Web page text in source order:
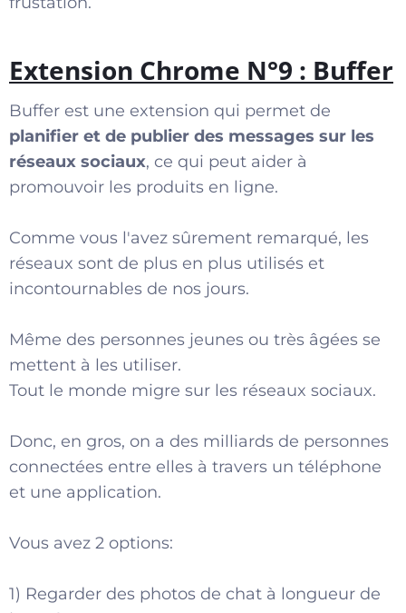
Extension Chrome N°9 : Buffer
Buffer est une extension qui permet de
planifier et de publier des messages sur les
réseaux sociaux, ce qui peut aider à
promouvoir les produits en ligne.
Comme vous l'avez sûrement remarqué, les
réseaux sont de plus en plus utilisés et
incontournables de nos jours.
Même des personnes jeunes ou très âgées se
mettent à les utiliser.
Tout le monde migre sur les réseaux sociaux.
Donc, en gros, on a des milliards de personnes
connectées entre elles à travers un téléphone
et une application.
Vous avez 2 options:
1) Regarder des photos de chat à longueur de